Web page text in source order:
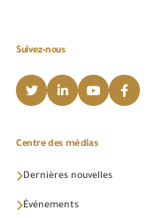
Suivez-nous
Centre des médias
Dernières nouvelles
Événements